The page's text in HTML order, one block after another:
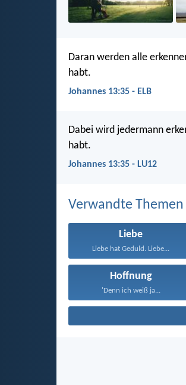
Daran werden alle
habt.
Johannes 13:35 - ELB
Dabei wird jedermann
habt.
Johannes 13:35 - LU12
Verwandte Themen
Liebe
Liebe hat Geduld. Liebe...
Hoffnung
'Denn ich weiß ja...